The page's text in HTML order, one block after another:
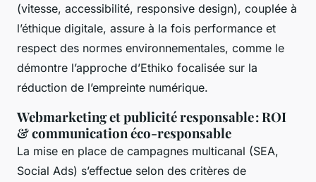
(vitesse, accessibilité, responsive design), couplée à
l’éthique digitale, assure à la fois performance et
respect des normes environnementales, comme le
démontre l’approche d’Ethiko focalisée sur la
réduction de l’empreinte numérique.
Webmarketing et publicité responsable : ROI
& communication éco-responsable
La mise en place de campagnes multicanal (SEA,
Social Ads) s’effectue selon des critères de